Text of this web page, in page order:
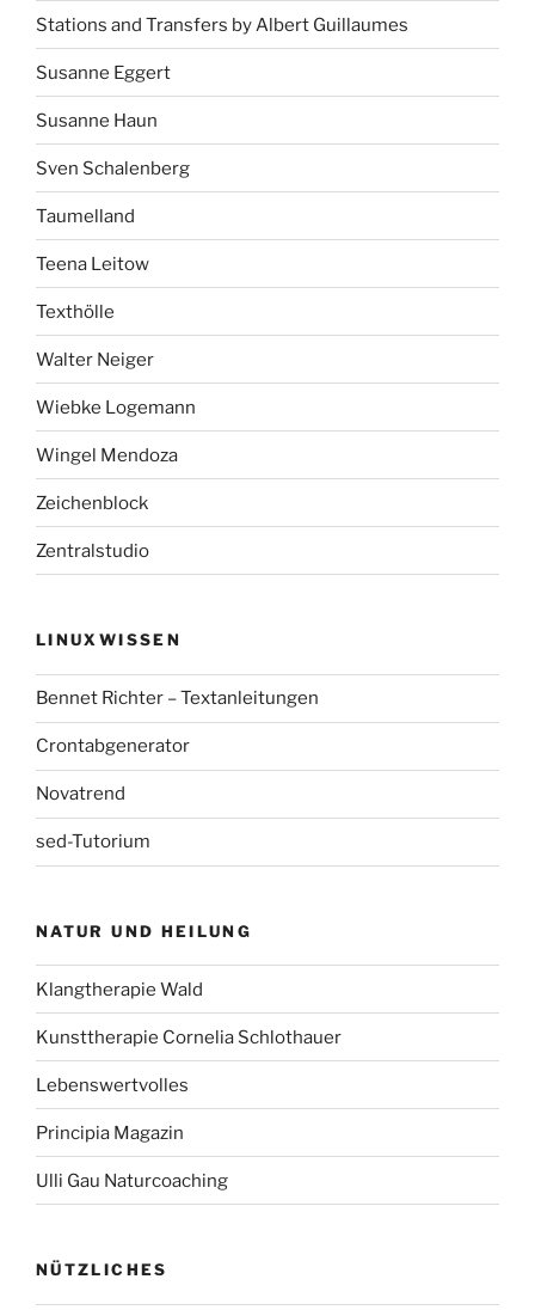
Stations and Transfers by Albert Guillaumes
Susanne Eggert
Susanne Haun
Sven Schalenberg
Taumelland
Teena Leitow
Texthölle
Walter Neiger
Wiebke Logemann
Wingel Mendoza
Zeichenblock
Zentralstudio
LINUXWISSEN
Bennet Richter – Textanleitungen
Crontabgenerator
Novatrend
sed-Tutorium
NATUR UND HEILUNG
Klangtherapie Wald
Kunsttherapie Cornelia Schlothauer
Lebenswertvolles
Principia Magazin
Ulli Gau Naturcoaching
NÜTZLICHES